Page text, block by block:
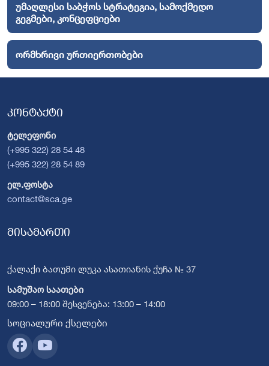
უმაღლესი საბჭოს სტრატეგია, სამოქმედო
გეგმები, კონცეფციები
ორმხრივი ურთიერთობები
კონტაქტი
ტელეფონი
(+995 322) 28 54 48
(+995 322) 28 54 89
ელ.ფოსტა
contact@sca.ge
მისამართი
ქალაქი ბათუმი ლუკა ასათიანის ქუჩა № 37
სამუშაო საათები
09:00 – 18:00 შესვენება: 13:00 – 14:00
სოციალური ქსელები